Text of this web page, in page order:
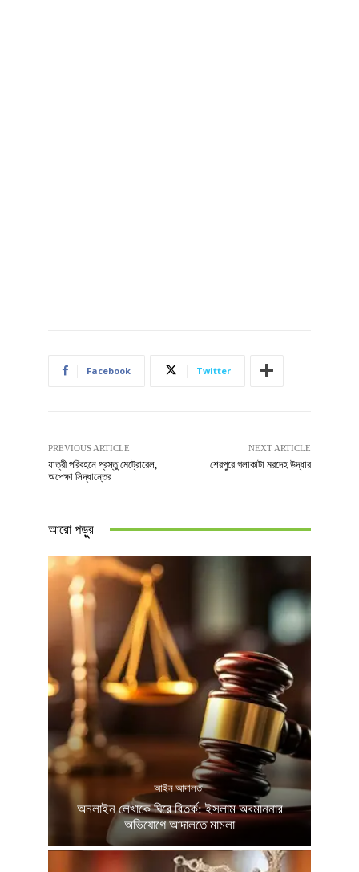
Facebook Twitter
PREVIOUS ARTICLE
যাত্রী পরিবহনে প্রস্তু মেট্রোরেল,
অপেক্ষা সিদ্ধান্তের
NEXT ARTICLE
শেরপুরে গলাকাটা মরদেহ উদ্ধার
আরো পড়ুুর
আইন আদালত
অনলাইন লেখাকে ঘিরে বিতর্ক: ইসলাম অবমাননার
অভিযোগে আদালতে মামলা